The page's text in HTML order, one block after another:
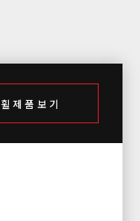
휠제품보기